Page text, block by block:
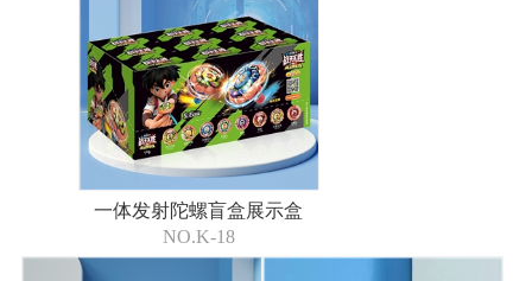
一体发射陀螺盲盒展示盒
NO.K-18